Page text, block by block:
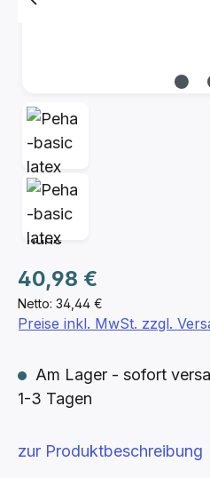
Netto: 34,44 €
Regulärer Preis:
40,98 €
Preise inkl. MwSt. zzgl.
Am Lager - sofort
1-3 Tagen
zur Produktbeschreibung